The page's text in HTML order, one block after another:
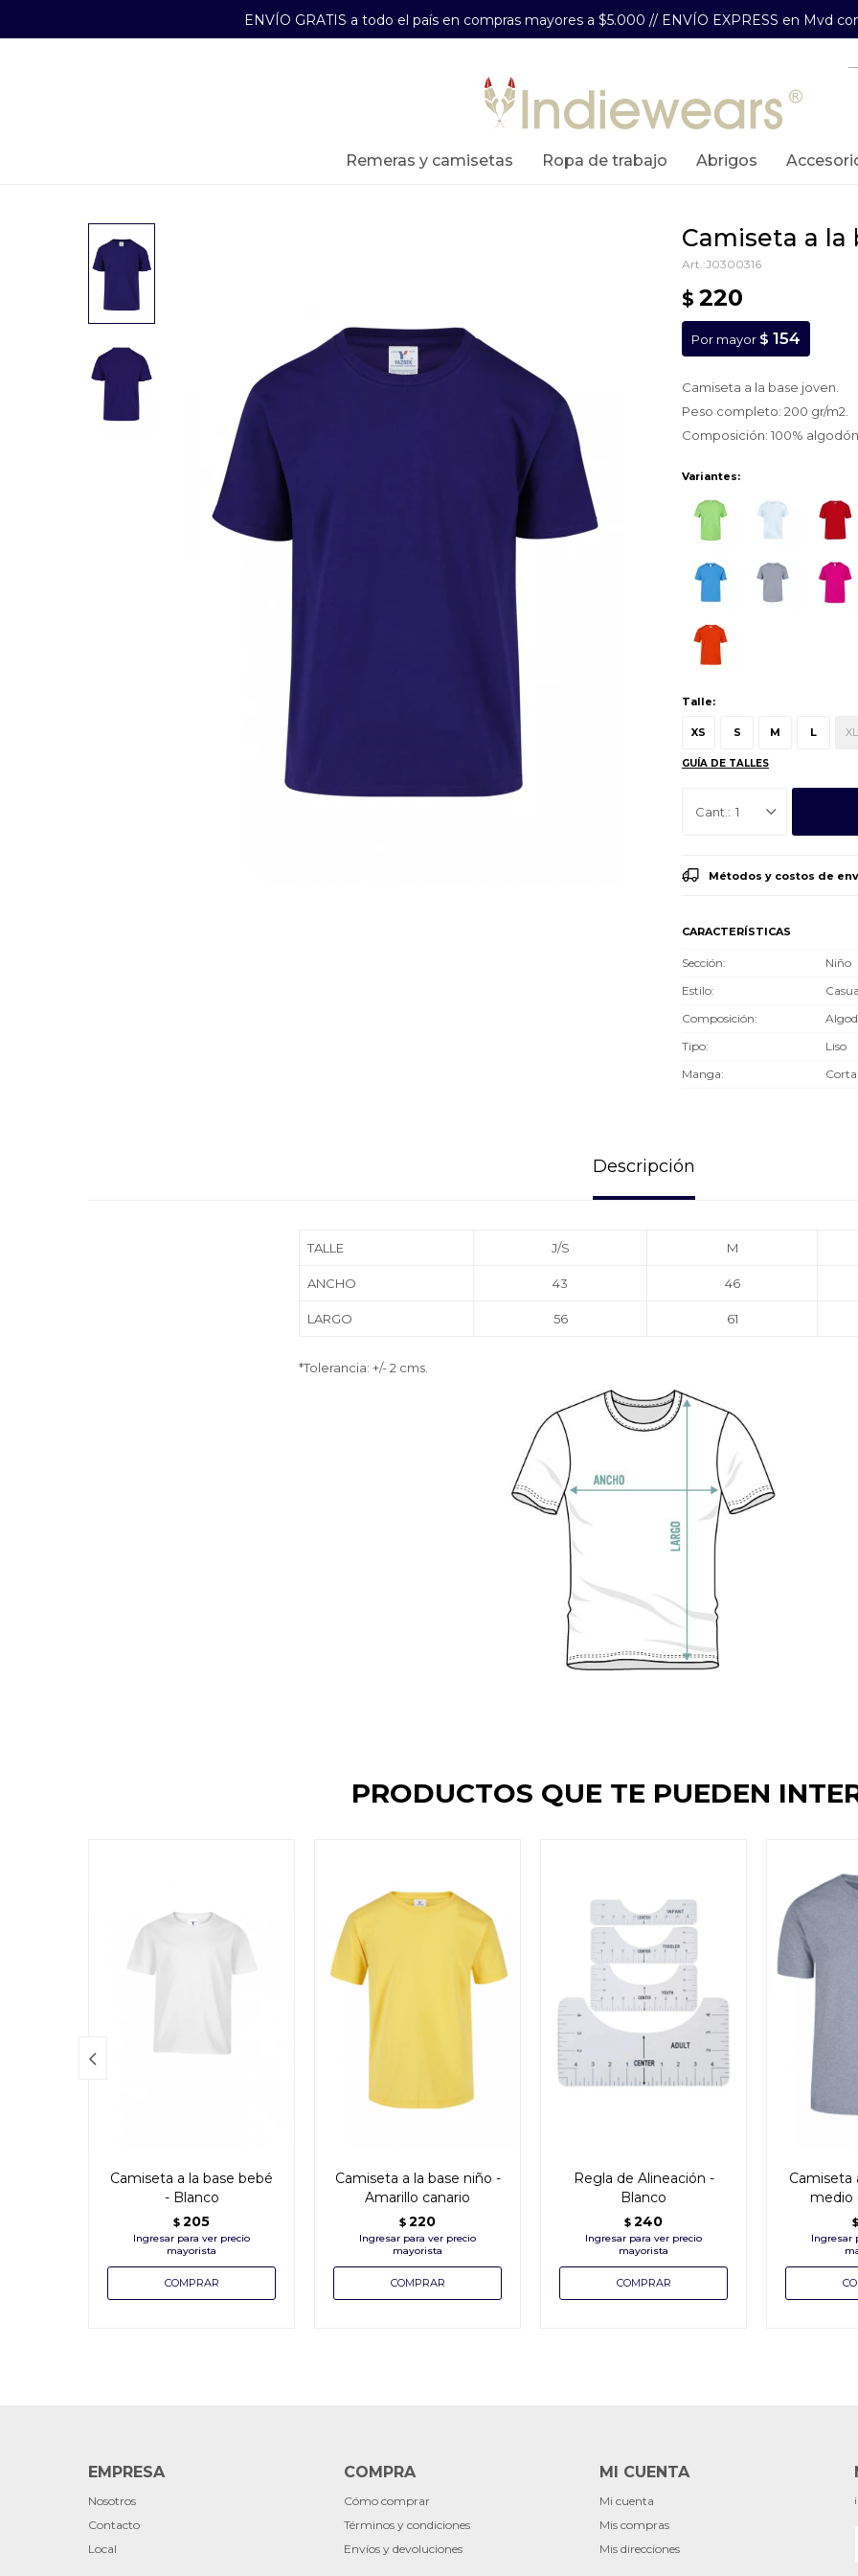
ENVÍO GRATIS a todo el país en compras mayores a $5.000 // ENVÍO EXPRESS en Mvd
remeras y camisetas ropa de trabajo abrigos
camiseta a
J0300316
$ 220
Por mayor $ 154
Camiseta a la base joven.
Peso completo: 200 gr/m2.
Composición: 100%
Variantes:
Talle:
XS S M L XL
GUÍA DE TALLES
1
Métodos y costos de
CARACTERÍSTICAS
Sección
Niño
Estilo
Composición
Tipo
Liso
Manga
Corta
Descripción
TALLE J/S M
ANCHO 43 46
LARGO 56 61
*Tolerancia: +/- 2 cms.
PRODUCTOS QUE TE PUEDEN
Camiseta a la base bebé
- Blanco
$ 205
Camiseta a la base niño -
Amarillo canario
$ 220
Regla de Alineación -
Blanco
$ 240
Camiseta
medio
$

EMPRESA
Nosotros
Contacto
Local
COMPRA
Cómo comprar
Términos y condiciones
Envíos y devoluciones
MI CUENTA
Mi cuenta
Mis compras
Mis direcciones